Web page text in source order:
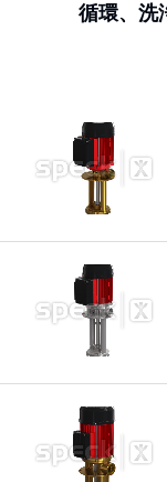
循環、洗
採用情報